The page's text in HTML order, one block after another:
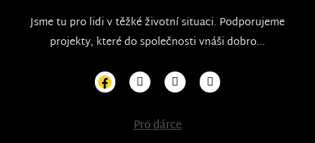
Jsme tu pro lidi v těžké životní situaci. Podporujeme
projekty, které do společnosti vnáši dobro...
Pro dárce